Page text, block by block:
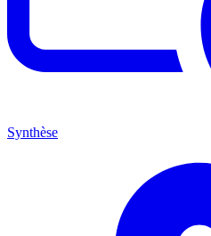
Synthèse